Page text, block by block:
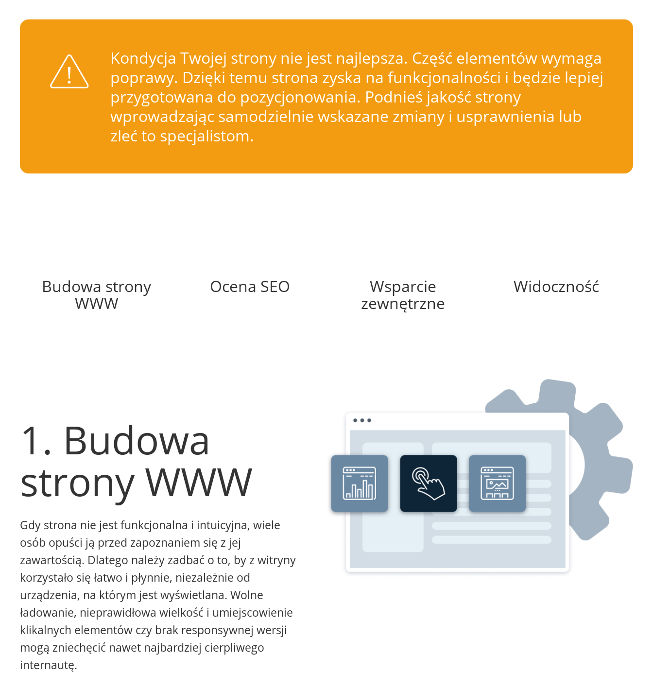
Kondycja Twojej strony nie jest najlepsza. Część elementów wymaga
poprawy. Dzięki temu strona zyska na funkcjonalności i będzie lepiej
przygotowana do pozycjonowania. Podnieś jakość strony
wprowadzając samodzielnie wskazane zmiany i usprawnienia lub
zleć to specjalistom.
Budowa strony
WWW
Ocena SEO
Wsparcie
zewnętrzne
Widoczność
1. Budowa
strony WWW
Gdy strona nie jest funkcjonalna i intuicyjna, wiele
osób opuści ją przed zapoznaniem się z jej
zawartością. Dlatego należy zadbać o to, by z witryny
korzystało się łatwo i płynnie, niezależnie od
urządzenia, na którym jest wyświetlana. Wolne
ładowanie, nieprawidłowa wielkość i umiejscowienie
klikalnych elementów czy brak responsywnej wersji
mogą zniechęcić nawet najbardziej cierpliwego
internautę.